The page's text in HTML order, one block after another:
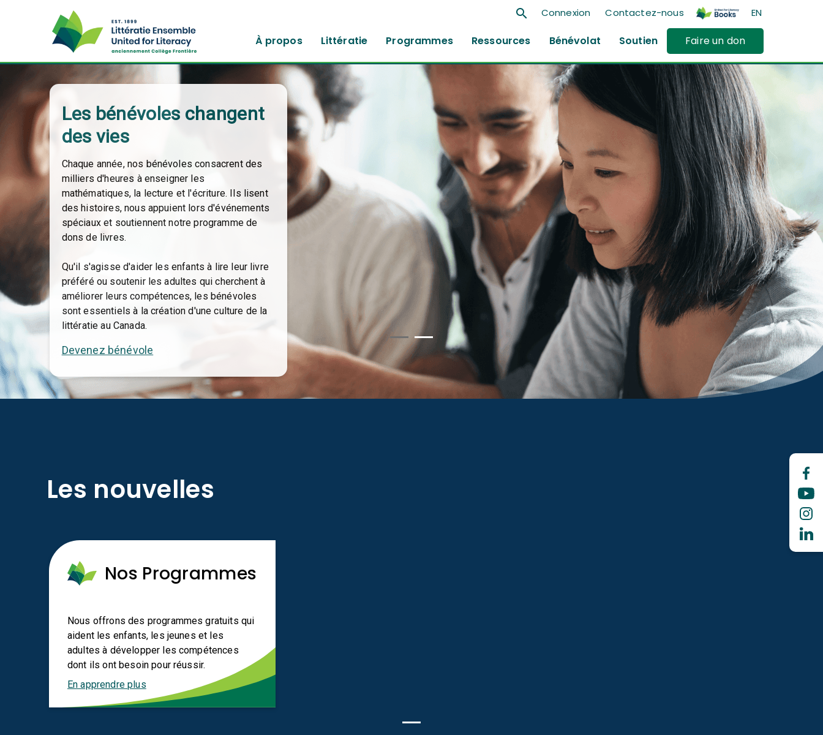
search Connexion Contactez-nous EN
À propos Littératie Programmes Ressources Bénévolat Soutien Faire un don
Les bénévoles changent
des vies
Chaque année, nos bénévoles consacrent des
milliers d'heures à enseigner les
mathématiques, la lecture et l'écriture. Ils lisent
des histoires, nous appuient lors d'événements
spéciaux et soutiennent notre programme de
dons de livres.
Qu'il s'agisse d'aider les enfants à lire leur livre
préféré ou soutenir les adultes qui cherchent à
améliorer leurs compétences, les bénévoles
sont essentiels à la création d'une culture de la
littératie au Canada.
Devenez bénévole
Les nouvelles
Nos Programmes
Nous offrons des programmes gratuits qui
aident les enfants, les jeunes et les
adultes à développer les compétences
dont ils ont besoin pour réussir.
En apprendre plus